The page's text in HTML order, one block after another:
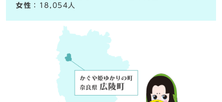
女性 ：18,054人